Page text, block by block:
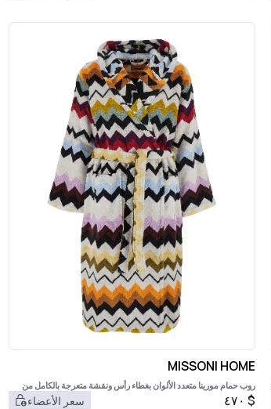
MISSONI HOME
روب حمام مورينا متعدد الألوان بغطاء رأس ونقشة متعرجة بالكامل من
القطن المنزلي
$ ٤٧٠ سعر الأعضاء